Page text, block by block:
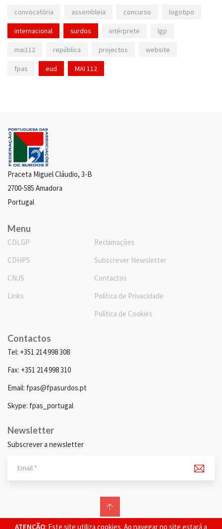
ATENÇÃO: Este site utiliza cookies. Ao navegar no site estará a
convocatória assembleia concurso logotipo
internacional surdos intérprete lgp
mai112 república projectos website
fpas eud MAI 112
Praceta Miguel Cláudio, 3-B
2700-585 Amadora
Portugal
Menu
CDLGP
CDHPS
CNJS
Links
Reclamações
Subscrever Newsletter
Contactos
Política de Privacidade
Política de Cookies
Contactos
Tel: +351 214 998 308
Fax: +351 214 998 310
Email: fpas@fpasurdos.pt
Skype: fpas_portugal
Newsletter
Subscrever a newsletter
© 2026 FPAS. Todos os direitos reservados.